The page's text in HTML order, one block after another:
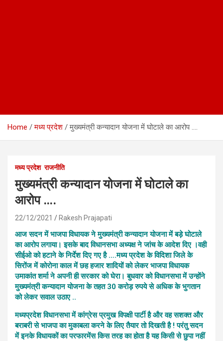
Home मध्य प्रदेश मुख्यमंत्री कन्यादान योजना में घोटाले का आरोप ….
मध्य प्रदेश राजनीति
मुख्यमंत्री कन्यादान योजना में घोटाले का
आरोप ….
22/12/2021 Rakesh Prajapati
आज सदन में भाजपा विधायक ने मुख्यमंत्री कन्यादान योजना में बड़े घोटाले
का आरोप लगाया। इसके बाद विधानसभा अध्यक्ष ने जांच के आदेश दिए ।वही
सीईओ को हटाने के निर्देश दिए गए है ….मध्य प्रदेश के विदिशा जिले के
सिरोंज में कोरोना काल में छह हजार शादियों को लेकर भाजपा विधायक
उमाकांत शर्मा ने अपनी ही सरकार को घेरा। बुधवार को विधानसभा में उन्होंने
मुख्यमंत्री कन्यादान योजना के तहत 30 करोड़ रुपये से अधिक के भुगतान
को लेकर सवाल उठाए ..
मध्यप्रदेश विधानसभा में कांग्रेस प्रमुख विपक्षी पार्टी है और वह सशक्त और
बराबरी से भाजपा का मुकाबला करने के लिए तैयार तो दिखती है ! परंतु सदन
में इनके विधायकों का परफारमेंस किस तरह का होता है यह किसी से छुपा नहीं